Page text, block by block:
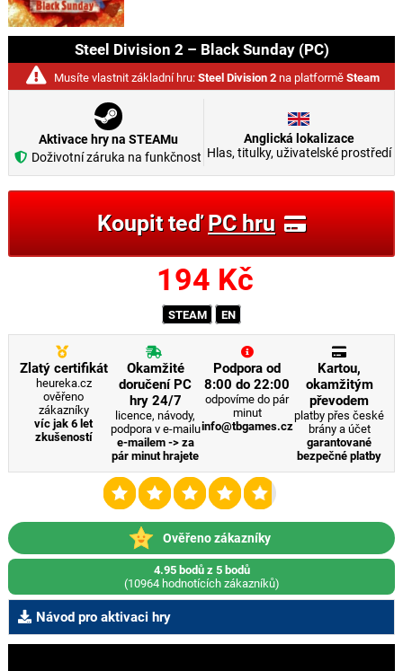
Steel Division 2 – Black Sunday (PC)
Musíte vlastnit základní hru: Steel Division 2na platformě Steam
Aktivace hry na STEAMu
Doživotní záruka na funkčnost
Anglická lokalizace
Hlas, titulky, uživatelské prostředí
Koupit teďPC hru
194 Kč
STEAM EN
Zlatý certifikát
heureka.cz
ověřeno
zákazníky
víc jak 6 let
zkušeností
Okamžité
doručení PC
hry 24/7
licence, návody,
podpora v e-mailu
e-mailem -> za
pár minut hrajete
Podpora od
8:00 do 22:00
odpovíme do pár
minut
info@tbgames.cz
Kartou,
okamžitým
převodem
platby přes české
brány a účet
garantované
bezpečné platby
Ověřeno zákazníky
4.95 bodů z 5 bodů
(10964 hodnotících zákazníků)
Návod pro aktivaci hry